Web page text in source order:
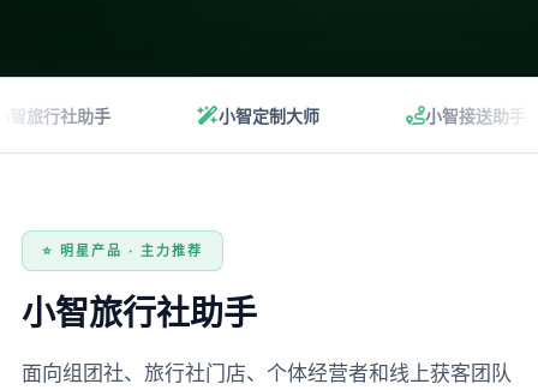
旅行社助手 小智定制大师 小智接送助手
⭐ 明星产品 · 主力推荐
小智旅行社助手
面向组团社、旅行社门店、个体经营者和线上获客团队